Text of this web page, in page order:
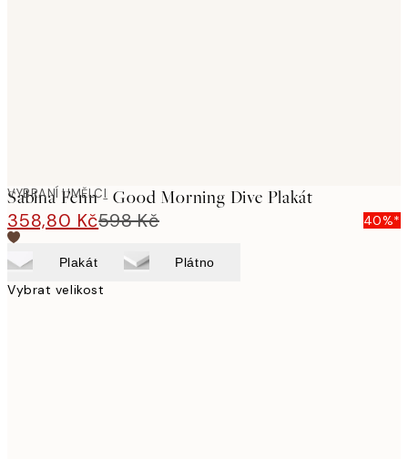
VYBRANÍ UMĚLCI
Sabina Fenn - Good Morning Dive Plakát
358,80 Kč598 Kč 40%*
Plakát Plátno
Vybrat velikost